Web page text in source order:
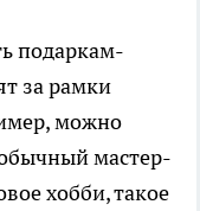
подаркам-
за рамки
можно
мастер-
хобби, такое